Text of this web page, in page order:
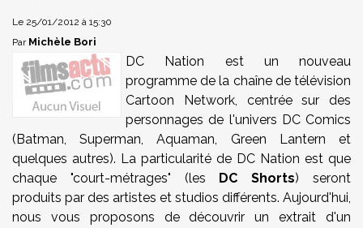
Le 25/01/2012 à 15:30
Par Michèle Bori
DC Nation est un nouveau
programme de la chaîne de télévision
Cartoon Network, centrée sur des
personnages de l'univers DC Comics
(Batman, Superman, Aquaman, Green Lantern et
quelques autres). La particularité de DC Nation est que
chaque "court-métrages" (les DC Shorts) seront
produits par des artistes et studios différents. Aujourd'hui,
nous vous proposons de découvrir un extrait d'un